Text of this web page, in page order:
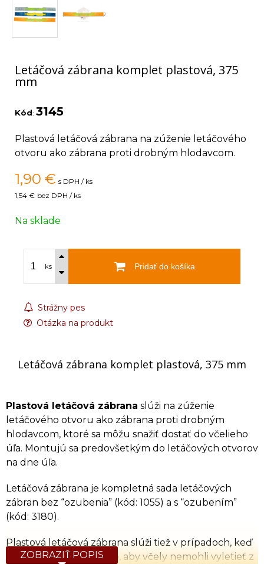
Letáčová zábrana komplet plastová, 375
mm
Kód: 3145
Plastová letáčová zábrana na zúženie letáčového
otvoru ako zábrana proti drobným hlodavcom.
1,90 € s DPH / ks
1,54 € bez DPH / ks
Na sklade
ks Pridať do košíka
Strážny pes
Otázka na produkt
Letáčová zábrana komplet plastová, 375 mm
Plastová letáčová zábrana slúži na zúženie
letáčového otvoru ako zábrana proti drobným
hlodavcom, ktoré sa môžu snažiť dostať do včelieho
úľa. Montujú sa predovšetkým do letáčových otvorov
na dne úľa.
Letáčová zábrana je kompletná sada letáčových
zábran bez “ozubenia” (kód: 1055) a s “ozubením”
(kód: 3180).
Plastová letáčová zábrana slúži tiež v prípadoch, keď
chceme dosiahnuť toho, aby včely nemohli vyletieť z
ZOBRAZIŤ POPIS